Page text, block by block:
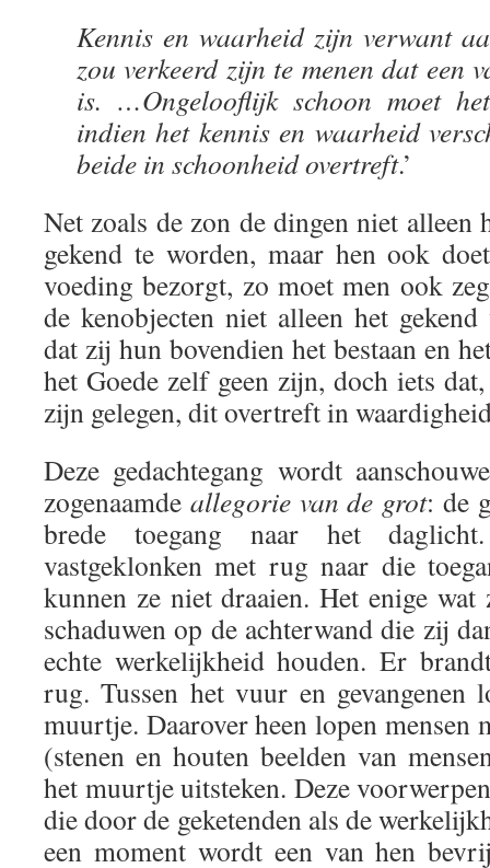
Kennis en waarheid zijn verwant
zou verkeerd zijn te menen dat een
is. …Ongelooflijk schoon moet
indien het kennis en waarheid
beide in schoonheid overtreft.’
Net zoals de zon de dingen niet alleen
gekend te worden, maar hen ook
voeding bezorgt, zo moet men ook
de kenobjecten niet alleen het
dat zij hun bovendien het bestaan en
het Goede zelf geen zijn, doch iets
zijn gelegen, dit overtreft in
Deze gedachtegang wordt
zogenaamde allegorie van de grot: de
brede toegang naar het
vastgeklonken met rug naar die
kunnen ze niet draaien. Het enige
schaduwen op de achterwand die zij
echte werkelijkheid houden. Er
rug. Tussen het vuur en gevangenen
muurtje. Daarover heen lopen mensen
(stenen en houten beelden van
het muurtje uitsteken. Deze
die door de geketenden als de
een moment wordt een van hen